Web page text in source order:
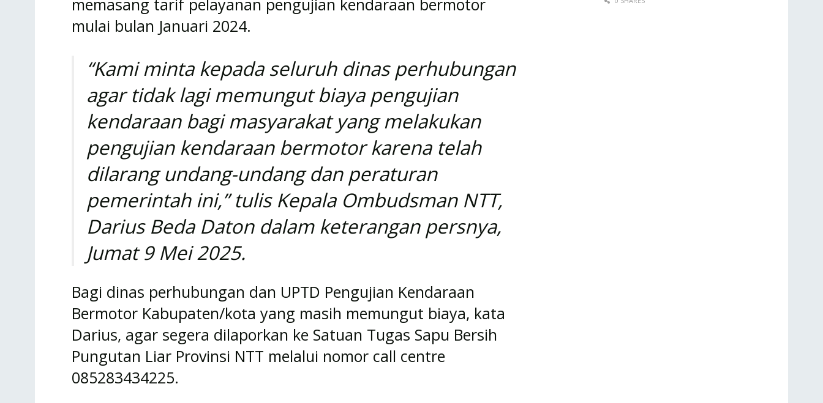
memasang tarif pelayanan pengujian kendaraan bermotor
mulai bulan Januari 2024.
“Kami minta kepada seluruh dinas perhubungan
agar tidak lagi memungut biaya pengujian
kendaraan bagi masyarakat yang melakukan
pengujian kendaraan bermotor karena telah
dilarang undang-undang dan peraturan
pemerintah ini,” tulis Kepala Ombudsman NTT,
Darius Beda Daton dalam keterangan persnya,
Jumat 9 Mei 2025.
Bagi dinas perhubungan dan UPTD Pengujian Kendaraan
Bermotor Kabupaten/kota yang masih memungut biaya, kata
Darius, agar segera dilaporkan ke Satuan Tugas Sapu Bersih
Pungutan Liar Provinsi NTT melalui nomor call centre
085283434225.